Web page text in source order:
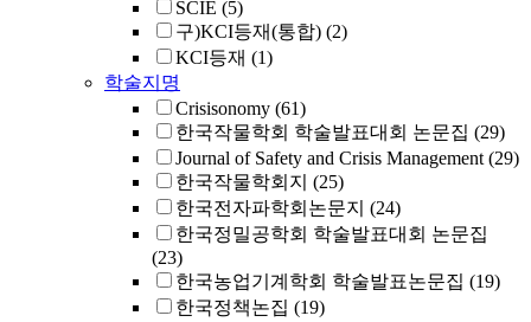
SCIE (5)
구)KCI등재(통합) (2)
KCI등재 (1)
학술지명
Crisisonomy (61)
한국작물학회 학술발표대회 논문집 (29)
Journal of Safety and Crisis Management (29)
한국작물학회지 (25)
한국전자파학회논문지 (24)
한국정밀공학회 학술발표대회 논문집
(23)
한국농업기계학회 학술발표논문집 (19)
한국정책논집 (19)